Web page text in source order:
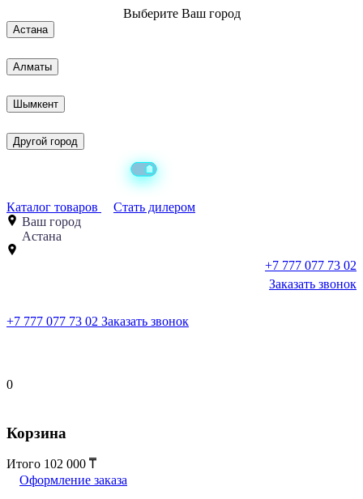
Выберите Ваш город
Астана
Алматы
Шымкент
Другой город
Каталог товаров
Стать дилером
Ваш город
Астана
+7 777 077 73 02
Заказать звонок
+7 777 077 73 02 Заказать звонок
0
Корзина
Итого 102 000
Оформление заказа